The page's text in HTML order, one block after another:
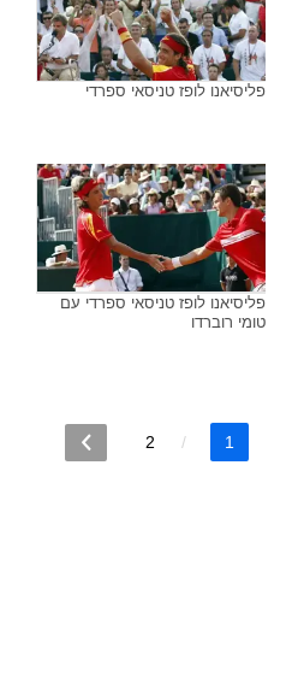
פליסיאנו לופז טניסאי ספרדי
פליסיאנו לופז טניסאי ספרדי עם
טומי רוברדו
1
2